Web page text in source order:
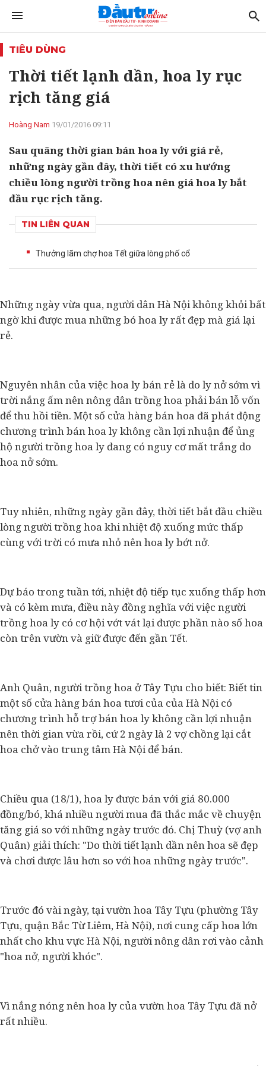
TIÊU DÙNG
Thời tiết lạnh dần, hoa ly rục
rịch tăng giá
Hoàng Nam 19/01/2016 09:11
Sau quãng thời gian bán hoa ly với giá rẻ,
những ngày gần đây, thời tiết có xu hướng
chiều lòng người trồng hoa nên giá hoa ly bắt
đầu rục rịch tăng.
TIN LIÊN QUAN
Thưởng lãm chợ hoa Tết giữa lòng phố cổ
Những ngày vừa qua, người dân Hà Nội không khỏi bất
ngờ khi được mua những bó hoa ly rất đẹp mà giá lại
rẻ.
Nguyên nhân của việc hoa ly bán rẻ là do ly nở sớm vì
trời nắng ấm nên nông dân trồng hoa phải bán lỗ vốn
để thu hồi tiền. Một số cửa hàng bán hoa đã phát động
chương trình bán hoa ly không cần lợi nhuận để ủng
hộ người trồng hoa ly đang có nguy cơ mất trắng do
hoa nở sớm.
Tuy nhiên, những ngày gần đây, thời tiết bắt đầu chiều
lòng người trồng hoa khi nhiệt độ xuống mức thấp
cùng với trời có mưa nhỏ nên hoa ly bớt nở.
Dự báo trong tuần tới, nhiệt độ tiếp tục xuống thấp hơn
và có kèm mưa, điều này đồng nghĩa với việc người
trồng hoa ly có cơ hội vớt vát lại được phần nào số hoa
còn trên vườn và giữ được đến gần Tết.
Anh Quân, người trồng hoa ở Tây Tựu cho biết: Biết tin
một số cửa hàng bán hoa tươi của của Hà Nội có
chương trình hỗ trợ bán hoa ly không cần lợi nhuận
nên thời gian vừa rồi, cứ 2 ngày là 2 vợ chồng lại cắt
hoa chở vào trung tâm Hà Nội để bán.
Chiều qua (18/1), hoa ly được bán với giá 80.000
đồng/bó, khá nhiều người mua đã thắc mắc về chuyện
tăng giá so với những ngày trước đó. Chị Thuỳ (vợ anh
Quân) giải thích: "Do thời tiết lạnh dần nên hoa sẽ đẹp
và chơi được lâu hơn so với hoa những ngày trước".
Trước đó vài ngày, tại vườn hoa Tây Tựu (phường Tây
Tựu, quận Bắc Từ Liêm, Hà Nội), nơi cung cấp hoa lớn
nhất cho khu vực Hà Nội, người nông dân rơi vào cảnh
"hoa nở, người khóc".
Vì nắng nóng nên hoa ly của vườn hoa Tây Tựu đã nở
rất nhiều.